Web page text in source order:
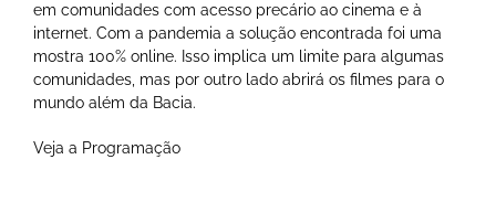
em comunidades com acesso precário ao cinema e à
internet. Com a pandemia a solução encontrada foi uma
mostra 100% online. Isso implica um limite para algumas
comunidades, mas por outro lado abrirá os filmes para o
mundo além da Bacia.
Veja a Programação